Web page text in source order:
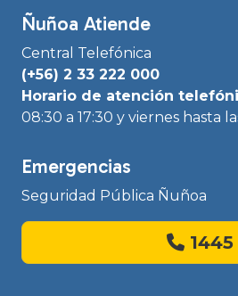
Ñuñoa Atiende
Central Telefónica
(+56) 2 33 222 000
Horario de atención
08:30 a 17:30 y viernes hasta
Emergencias
Seguridad Pública Ñuñoa
1445